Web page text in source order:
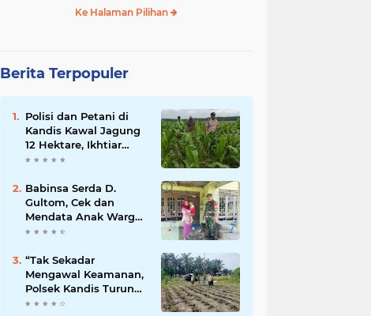
Ke Halaman Pilihan
Berita Terpopuler
Polisi dan Petani di
Kandis Kawal Jagung
12 Hektare, Ikhtiar
Menjaga Ketahanan
Babinsa Serda D.
Gultom, Cek dan
Mendata Anak Warga
Yang Stunting
“Tak Sekadar
Mengawal Keamanan,
Polsek Kandis Turun
ke Lahan Jagung